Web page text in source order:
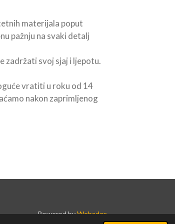
materijala poput
pažnju na svaki detalj
zadržati svoj sjaj i ljepotu.
vratiti u roku od 14
nakon zaprimljenog
Powered byWebador